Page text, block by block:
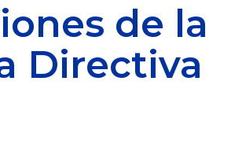
de la
Directiva